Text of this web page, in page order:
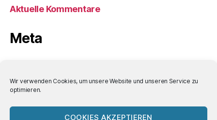
Wir verwenden Cookies, um unsere Website und unseren Service zu
optimieren.
COOKIES AKZEPTIEREN
Aktuelle Kommentare
Meta
Eintrags-Feed
Kommentar-Feed
WordPress.org